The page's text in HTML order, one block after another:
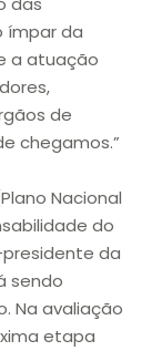
ímpar da
a atuação
de
chegamos.”
Nacional
do
da
sendo
Na avaliação
etapa